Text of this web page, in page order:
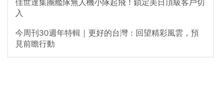
佳世達集團艦隊無人機小隊起飛！鎖定美日頂級客戶切
入
今周刊30週年特輯｜更好的台灣：回望精彩風雲，預
見前瞻行動